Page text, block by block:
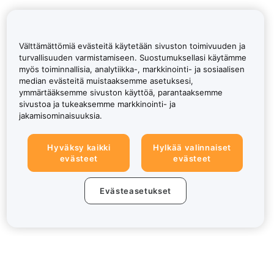
Välttämättömiä evästeitä käytetään sivuston toimivuuden ja
turvallisuuden varmistamiseen. Suostumuksellasi käytämme
myös toiminnallisia, analytiikka-, markkinointi- ja sosiaalisen
median evästeitä muistaaksemme asetuksesi,
ymmärtääksemme sivuston käyttöä, parantaaksemme
sivustoa ja tukeaksemme markkinointi- ja
jakamisominaisuuksia.
Hyväksy kaikki
evästeet
Hylkää valinnaiset
evästeet
Evästeasetukset